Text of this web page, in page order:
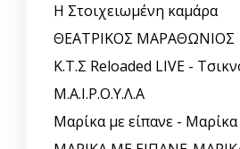
Η Στοιχειωμένη καμάρα
ΘΕΑΤΡΙΚΟΣ ΜΑΡΑΘΩΝΙΟΣ
Κ.Τ.Σ Reloaded LIVE -
Μ.Α.Ι.Ρ.Ο.Υ.Λ.Α
Μαρίκα με είπανε -